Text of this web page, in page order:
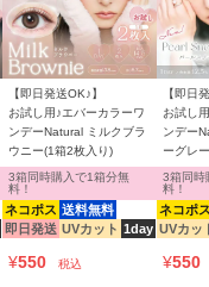
【即日発送OK♪】
お試し用♪エバーカラーワ
ンデーNatural ミルクブラ
ウニー(1箱2枚入り)
ネコポス 送料無料
即日発送 UVカット 1day
3箱同時購入で1箱分無
料！
¥550 税込
【即日
お試し
ンデー
ーグレ
ネコポ
UVカッ
3箱同時
料！
¥550